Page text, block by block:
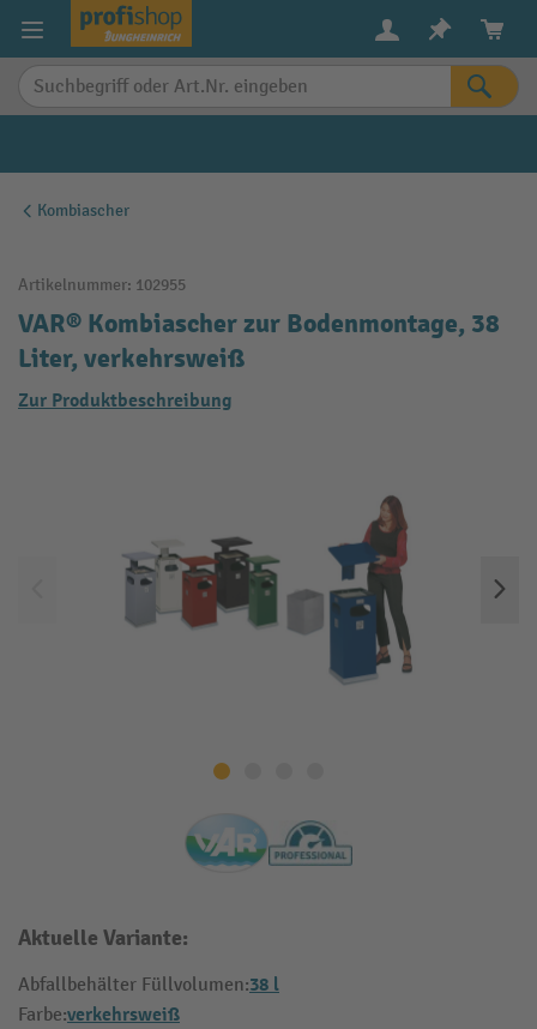
springen
Kombiascher
Artikelnummer: 102955
VAR® Kombiascher zur Bodenmontage, 38
Liter, verkehrsweiß
Zur Produktbeschreibung
Aktuelle Variante:
Abfallbehälter Füllvolumen:38 l
Farbe:verkehrsweiß